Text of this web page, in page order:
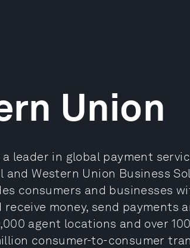
Union
leader in global payment
and Western Union Business
consumers and businesses
money, send payments
agent locations and over
consumer-to-consumer